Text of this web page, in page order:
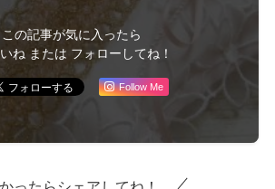
この記事が気に入ったら
ね または フォローしてね！
Follow Me